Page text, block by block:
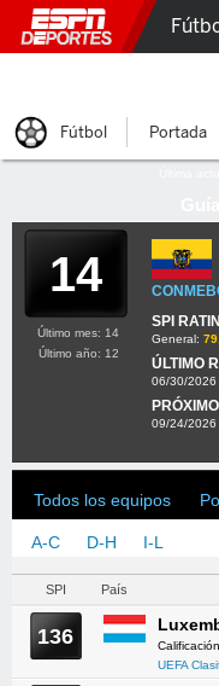
14
SPI
General:
ÚLTIMO
06/30/2026
09/24/2026
Último mes: 14
Último año: 12
Todos los equipos
A-C D-H I-L
SPI País
136
UEFA
Fútbol Portada